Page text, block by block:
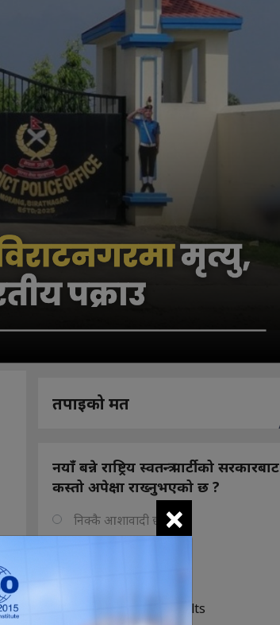
तपाइको मत
नयाँ बन्ने राष्ट्रिय स्वतन्त्र पार्टीको सरकारबाट
कस्तो अपेक्षा राख्नुभएको छ ?
निक्कै आशावादी छौ
View Results
×